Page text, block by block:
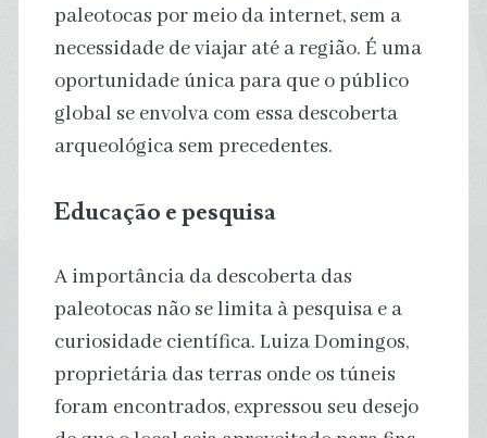
paleotocas por meio da internet, sem a
necessidade de viajar até a região. É uma
oportunidade única para que o público
global se envolva com essa descoberta
arqueológica sem precedentes.
Educação e pesquisa
A importância da descoberta das
paleotocas não se limita à pesquisa e a
curiosidade científica. Luiza Domingos,
proprietária das terras onde os túneis
foram encontrados, expressou seu desejo